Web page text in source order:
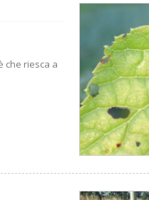
che riesca a